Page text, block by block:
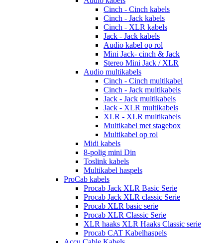
Cinch - Cinch kabels
Cinch - Jack kabels
Cinch - XLR kabels
Jack - Jack kabels
Audio kabel op rol
Mini Jack- cinch & Jack
Stereo Mini Jack / XLR
Audio multikabels
Cinch - Cinch multikabel
Cinch - Jack multikabels
Jack - Jack multikabels
Jack - XLR multikabels
XLR - XLR multikabels
Multikabel met stagebox
Multikabel op rol
Midi kabels
8-polig mini Din
Toslink kabels
Multikabel haspels
ProCab kabels
Procab Jack XLR Basic Serie
Procab Jack XLR classic Serie
Procab XLR basic serie
Procab XLR Classic Serie
XLR haaks XLR Haaks Classic serie
Procab CAT Kabelhaspels